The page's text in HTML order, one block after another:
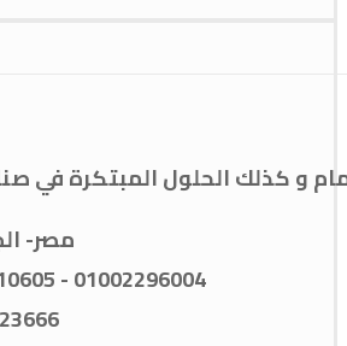
كذلك الحلول المبتكرة في
مصر-
- 01002296004